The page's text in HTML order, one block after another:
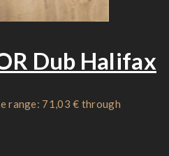
Dub Halifax
range: 71,03 € through